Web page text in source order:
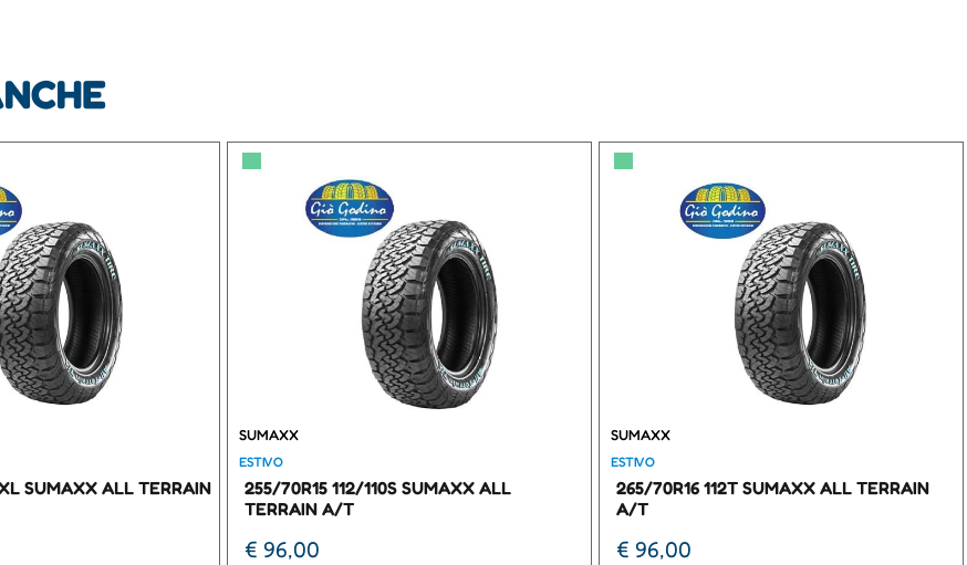
SUMAXX ALL TERRAIN
▀
SUMAXX
ESTIVO
255/70R15 112/110S SUMAXX ALL
TERRAIN A/T
€ 96,00
▀
SUMAXX
ESTIVO
265/70R16 112T SUMAXX ALL TERRAIN
A/T
€ 96,00